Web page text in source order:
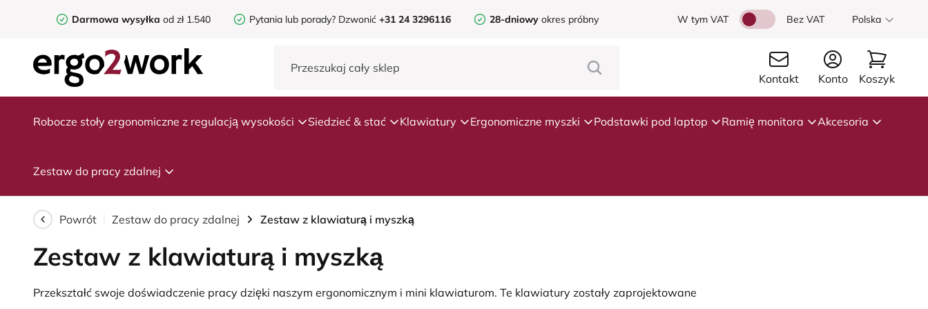
Darmowa wysyłka od zł 1.540 Pytania lub porady? Dzwonić +31 24 3296116 28-dniowy okres próbny W tym VAT Bez VAT Polska
Kontakt Konto Koszyk
Robocze stoły ergonomiczne z regulacją wysokości Siedzieć & stać Klawiatury Ergonomiczne myszki Podstawki pod laptop Ramię monitora Akcesoria
Zestaw do pracy zdalnej
Powrót Zestaw do pracy zdalnej Zestaw z klawiaturą i myszką
Zestaw z klawiaturą i myszką
Przekształć swoje doświadczenie pracy dzięki naszym ergonomicznym i mini klawiaturom. Te klawiatury zostały zaprojektowane